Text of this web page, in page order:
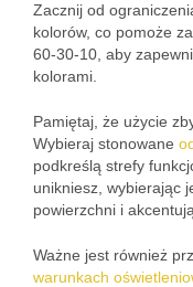
Zacznij od
kolorów, co pomoże
60-30-10, aby
kolorami.
Pamiętaj, że użycie
Wybieraj stonowane
podkreślą strefy
unikniesz, wybierając
powierzchni i
Ważne jest również
warunkach